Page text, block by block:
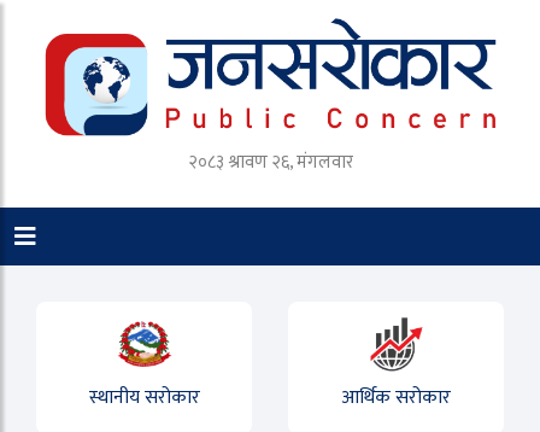
२०८३ श्रावण २६, मंगलवार
स्थानीय सरोकार आर्थिक सरोकार